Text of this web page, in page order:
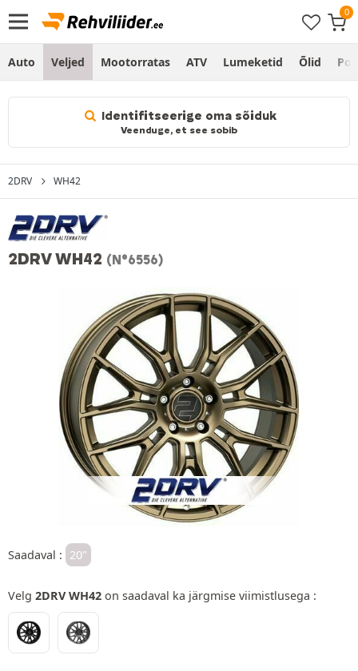
Auto Veljed Mootorratas ATV Lumeketid Õlid
Identifitseerige oma sõiduk
Veenduge, et see sobib
2DRV WH42
2DRV WH42 (N°6556)
Saadaval : 20"
Velg 2DRV WH42 on saadaval ka järgmise viimistlusega :